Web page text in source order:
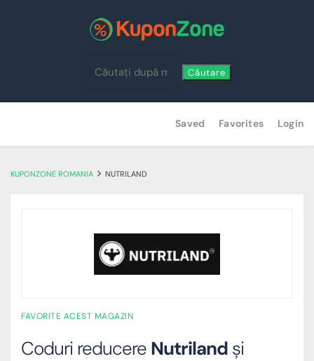
Căutare
content
Saved Favorites Login
KUPONZONE ROMANIA > NUTRILAND
FAVORITE ACEST MAGAZIN
Coduri reducere Nutriland și